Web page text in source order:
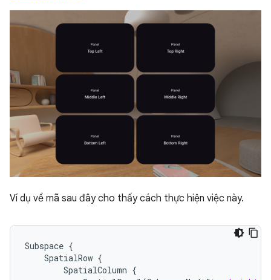
Ví dụ về mã sau đây cho thấy cách thực hiện việc này.
Subspace {
SpatialRow {
SpatialColumn {